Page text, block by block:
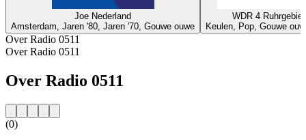
Joe Nederland
Amsterdam, Jaren '80, Jaren '70, Gouwe ouwe
WDR 4 Ruhrgebiet
Keulen, Pop, Gouwe
Over Radio 0511
Over Radio 0511
Over Radio 0511
(0)